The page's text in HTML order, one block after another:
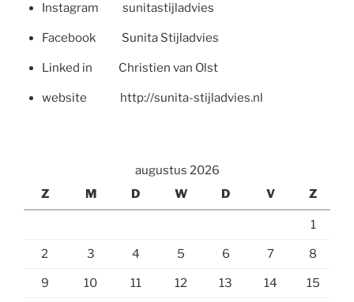
Instagram sunitastijladvies
Facebook Sunita Stijladvies
Linked in Christien van Olst
website http://sunita-stijladvies.nl
augustus 2026
Z
M D W D V Z
1
2 3 4 5 6 7 8
9 10 11 12 13 14 15